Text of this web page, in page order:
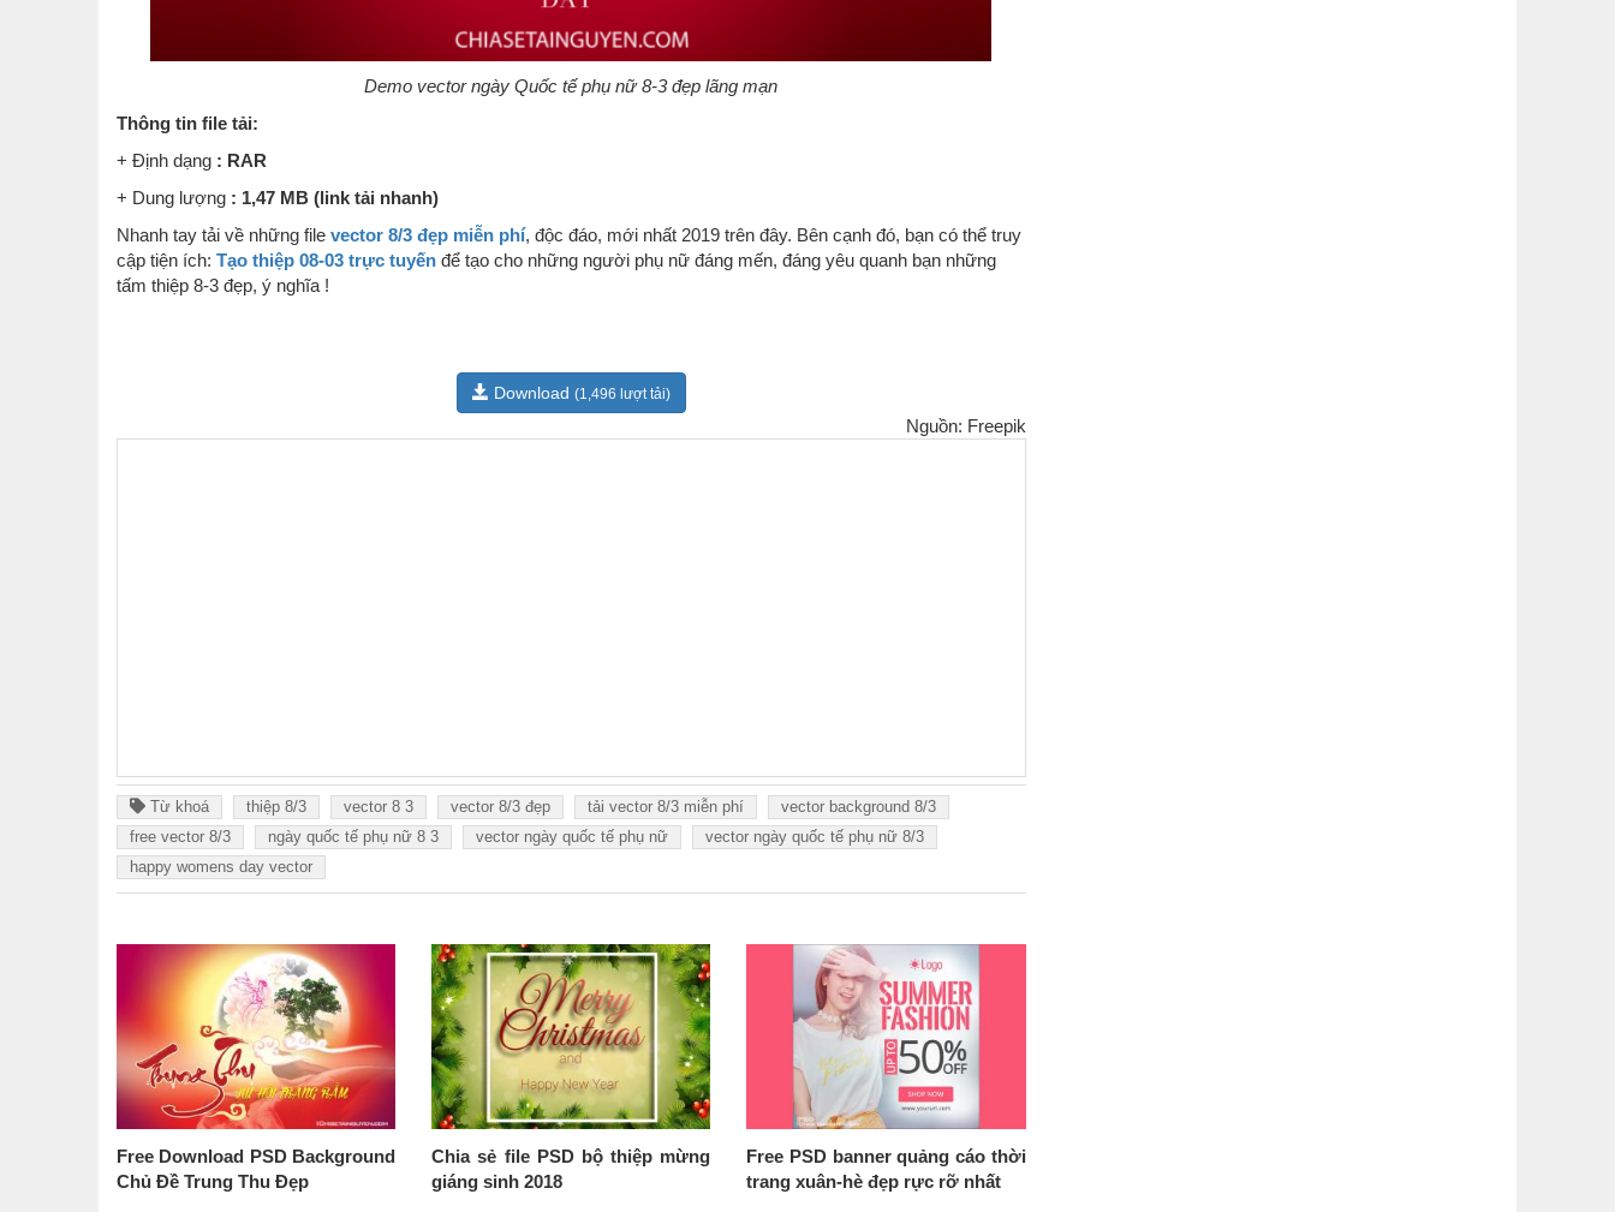
Demo vector ngày Quốc tế phụ nữ 8-3 đẹp lãng mạn
Thông tin file tải:
+ Định dạng : RAR
+ Dung lượng : 1,47 MB (link tải nhanh)
Nhanh tay tải về những file vector 8/3 đẹp miễn phí, độc đáo, mới nhất 2019 trên đây. Bên cạnh đó, bạn có thể truy
cập tiện ích: Tạo thiệp 08-03 trực tuyến để tạo cho những người phụ nữ đáng mến, đáng yêu quanh bạn những
tấm thiệp 8-3 đẹp, ý nghĩa !
Download (1,496 lượt tải)
Nguồn: Freepik
Từ khoá thiệp 8/3 vector 8 3 vector 8/3 đẹp tải vector 8/3 miễn phí
vector background 8/3
free vector 8/3
ngày quốc tế phụ nữ 8 3 vector ngày quốc tế phụ nữ
vector ngày quốc tế phụ nữ 8/3
happy womens day vector
Free Download PSD Background
Chủ Đề Trung Thu Đẹp
Chia sẻ file PSD bộ thiệp mừng
giáng sinh 2018
Free PSD banner quảng cáo thời
trang xuân-hè đẹp rực rỡ nhất